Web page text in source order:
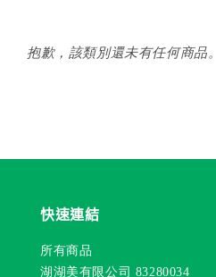
抱歉，該類別還未有任何商品。
快速連結
所有商品
湖湖美有限公司 83280034